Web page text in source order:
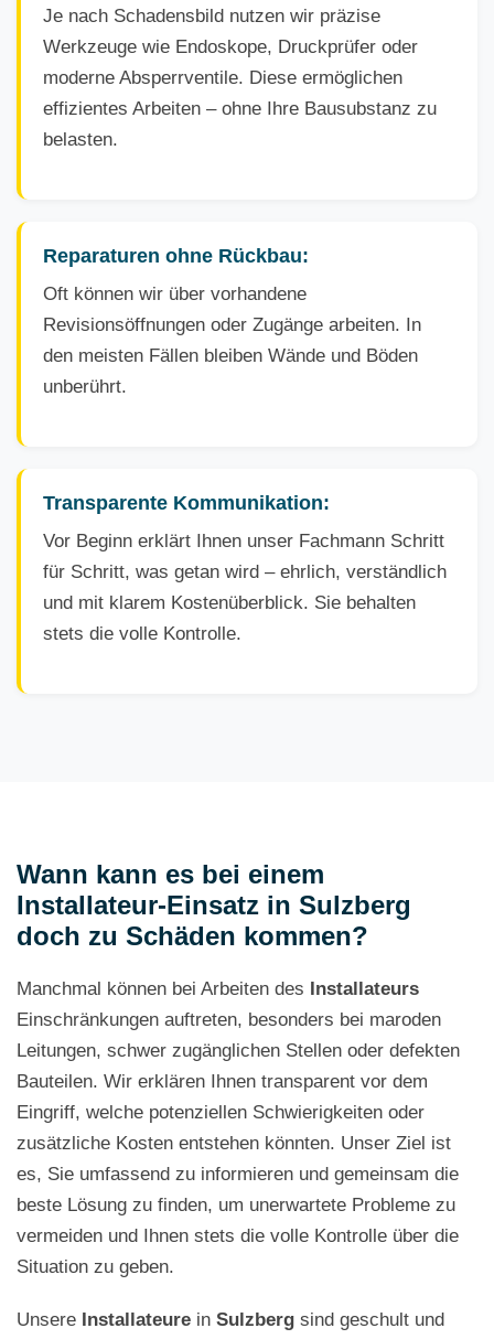
Je nach Schadensbild nutzen wir präzise
Werkzeuge wie Endoskope, Druckprüfer oder
moderne Absperrventile. Diese ermöglichen
effizientes Arbeiten – ohne Ihre Bausubstanz zu
belasten.
Reparaturen ohne Rückbau:
Oft können wir über vorhandene
Revisionsöffnungen oder Zugänge arbeiten. In
den meisten Fällen bleiben Wände und Böden
unberührt.
Transparente Kommunikation:
Vor Beginn erklärt Ihnen unser Fachmann Schritt
für Schritt, was getan wird – ehrlich, verständlich
und mit klarem Kostenüberblick. Sie behalten
stets die volle Kontrolle.
Wann kann es bei einem
Installateur-Einsatz in Sulzberg
doch zu Schäden kommen?
Manchmal können bei Arbeiten des Installateurs
Einschränkungen auftreten, besonders bei maroden
Leitungen, schwer zugänglichen Stellen oder defekten
Bauteilen. Wir erklären Ihnen transparent vor dem
Eingriff, welche potenziellen Schwierigkeiten oder
zusätzliche Kosten entstehen könnten. Unser Ziel ist
es, Sie umfassend zu informieren und gemeinsam die
beste Lösung zu finden, um unerwartete Probleme zu
vermeiden und Ihnen stets die volle Kontrolle über die
Situation zu geben.
Unsere Installateure in Sulzberg sind geschult und